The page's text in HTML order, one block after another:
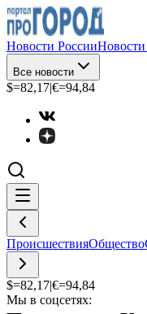
Новости РоссииНовости
Все новости
$=82,17|€=94,84
ПроисшествияОбщество
$=82,17|€=94,84
Мы в соцсетях: